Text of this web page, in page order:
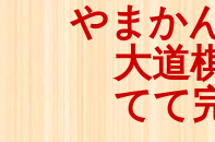
やまか
大道
てて